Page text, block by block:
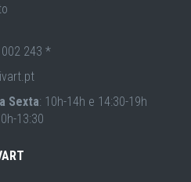
243 *
Sexta: 10h-14h e 14:30-19h
13:30